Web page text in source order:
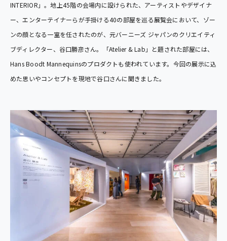
INTERIOR」。地上45階の会場内に設けられた、アーティストやデザイナ
ー、エンターテイナーらが手掛ける40の部屋を巡る展覧会において、ゾー
ンの顔となる一室を任されたのが、元バーニーズ ジャパンのクリエイティ
ブディレクター、谷口勝彦さん。「Atelier & Lab」と題された部屋には、
Hans Boodt Mannequinsのプロダクトも使われています。今回の展示に込
めた思いやコンセプトを現地で谷口さんに聞きました。